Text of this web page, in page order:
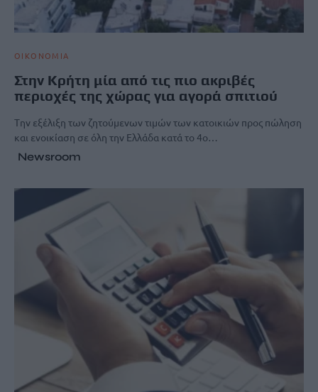
ΟΙΚΟΝΟΜΙΑ
Στην Κρήτη μία από τις πιο ακριβές
περιοχές της χώρας για αγορά σπιτιού
Tην εξέλιξη των ζητούμενων τιμών των κατοικιών προς πώληση
και ενοικίαση σε όλη την Ελλάδα κατά το 4ο…
Newsroom